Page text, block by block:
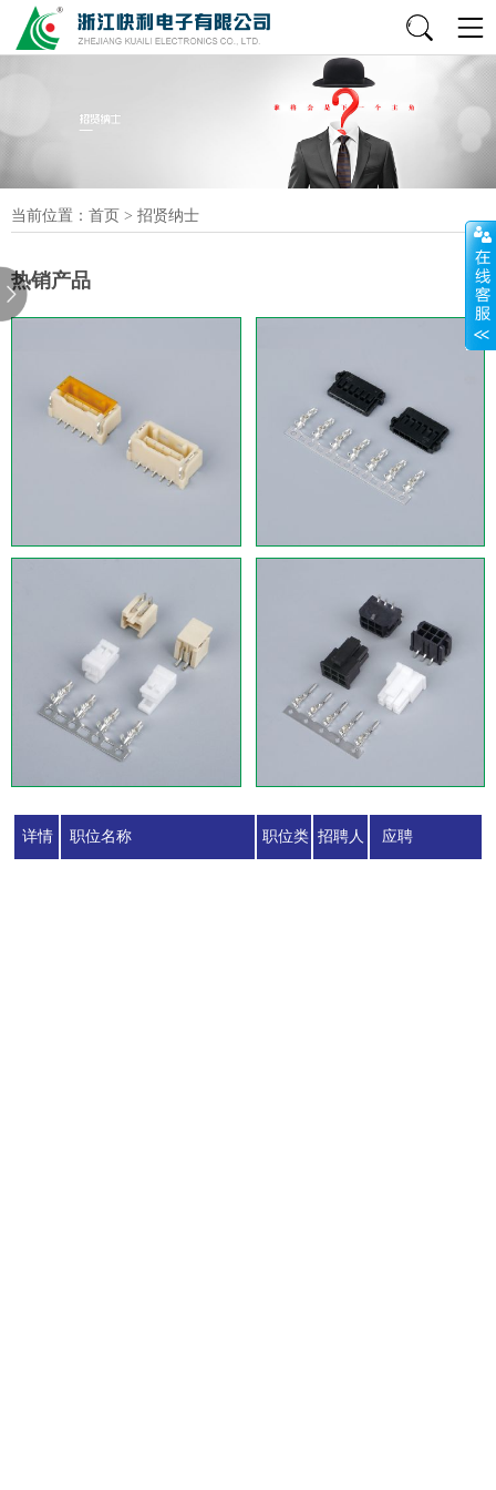
当前位置： 首页 > 招贤纳士
热销产品